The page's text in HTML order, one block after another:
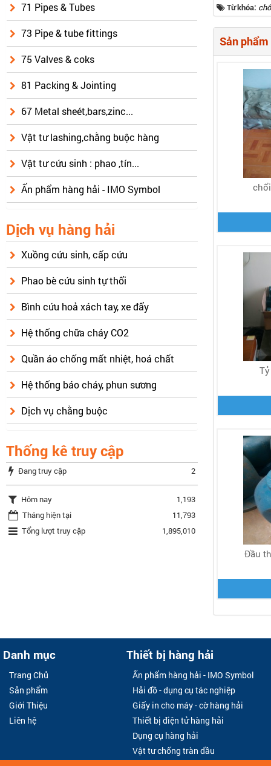
71 Pipes & Tubes
73 Pipe & tube fittings
75 Valves & coks
81 Packing & Jointing
67 Metal sheét,bars,zinc...
Vật tư lashing,chằng buộc hàng
Vật tư cứu sinh : phao ,tín...
Ấn phẩm hàng hải - IMO Symbol
Dịch vụ hàng hải
Xuồng cứu sinh, cấp cứu
Phao bè cứu sinh tự thổi
Bình cứu hoả xách tay, xe đẩy
Hệ thống chữa cháy CO2
Quần áo chống mất nhiệt, hoá chất
Hệ thống báo cháy, phun sương
Dịch vụ chằng buộc
Thống kê truy cập
Đang truy cập 2
Hôm nay
1,193
Tháng hiện tại
11,793
Tổng lượt truy cập
1,895,010
Từ khóa:
Sản
Đầu
Danh mục
Trang Chủ
Sản phẩm
Giới Thiệu
Liên hệ
Thiết bị hàng hải
Ấn phẩm hàng hải - IMO Symbol
Hải đồ - dụng cụ tác nghiệp
Giấy in cho máy - cờ hàng hải
Thiết bị điện tử hàng hải
Dụng cụ hàng hải
Vật tư chống tràn dầu